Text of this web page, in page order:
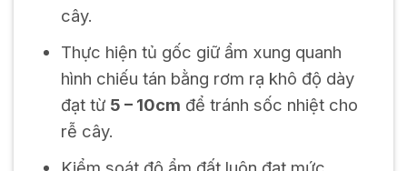
cây.
Thực hiện tủ gốc giữ ẩm xung quanh
hình chiếu tán bằng rơm rạ khô độ dày
đạt từ 5 – 10cm để tránh sốc nhiệt cho
rễ cây.